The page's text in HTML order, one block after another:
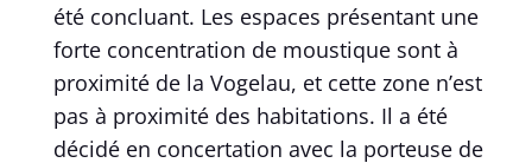
été concluant. Les espaces présentant une
forte concentration de moustique sont à
proximité de la Vogelau, et cette zone n’est
pas à proximité des habitations. Il a été
décidé en concertation avec la porteuse de